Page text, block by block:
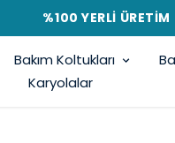
%100 YERLİ
Bakım Koltukları
Karyolalar